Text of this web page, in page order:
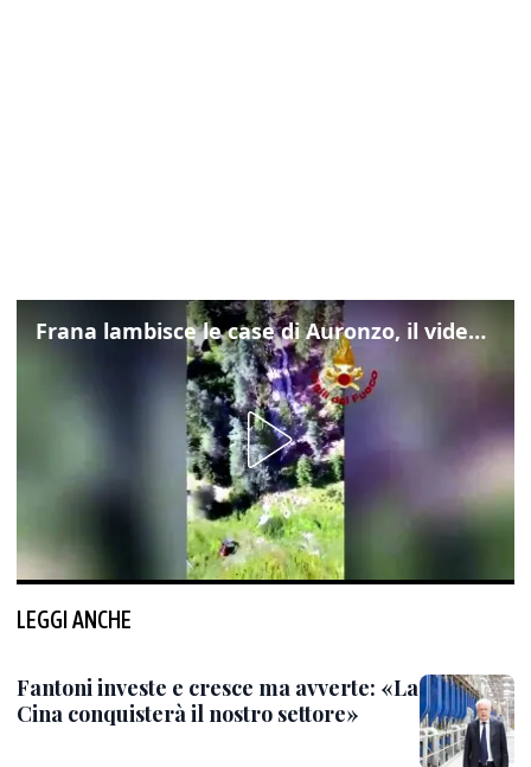
Frana lambisce le case di Auronzo, il video dall'elicottero dei vigili del fuoco
LEGGI ANCHE
Fantoni investe e cresce ma avverte: «La
Cina conquisterà il nostro settore»